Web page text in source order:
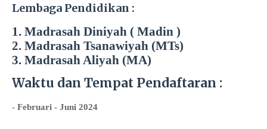
Lembaga Pendidikan :
1. Madrasah Diniyah ( Madin )
2. Madrasah Tsanawiyah (MTs)
3. Madrasah Aliyah (MA)
Waktu dan Tempat Pendaftaran :
- Februari - Juni 2024